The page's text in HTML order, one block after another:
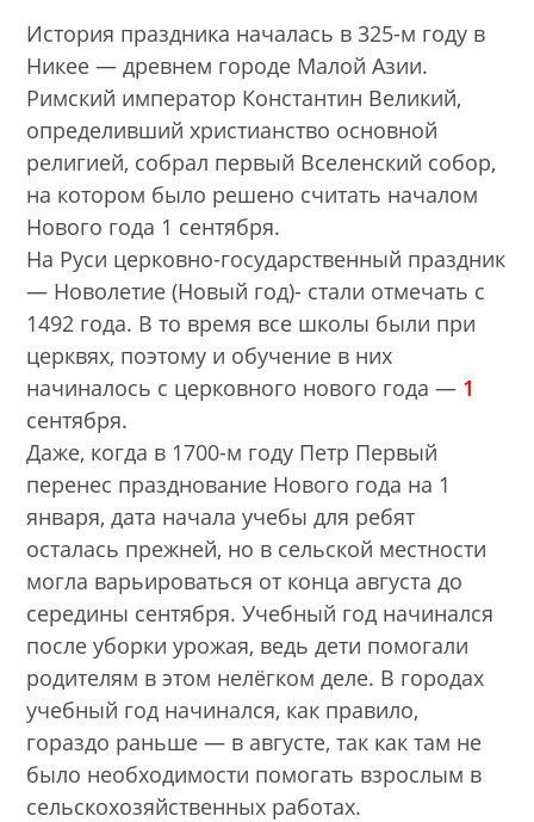
История праздника началась в 325-м году в
Никее — древнем городе Малой Азии.
Римский император Константин Великий,
определивший христианство основной
религией, собрал первый Вселенский собор,
на котором было решено считать началом
Нового года 1 сентября.
На Руси церковно-государственный праздник
— Новолетие (Новый год)- стали отмечать с
1492 года. В то время все школы были при
церквях, поэтому и обучение в них
начиналось с церковного нового года — 1
сентября.
Даже, когда в 1700-м году Петр Первый
перенес празднование Нового года на 1
января, дата начала учебы для ребят
осталась прежней, но в сельской местности
могла варьироваться от конца августа до
середины сентября. Учебный год начинался
после уборки урожая, ведь дети помогали
родителям в этом нелёгком деле. В городах
учебный год начинался, как правило,
гораздо раньше — в августе, так как там не
было необходимости помогать взрослым в
сельскохозяйственных работах.